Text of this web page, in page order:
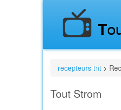
recepteurs tnt >
Tout Strom